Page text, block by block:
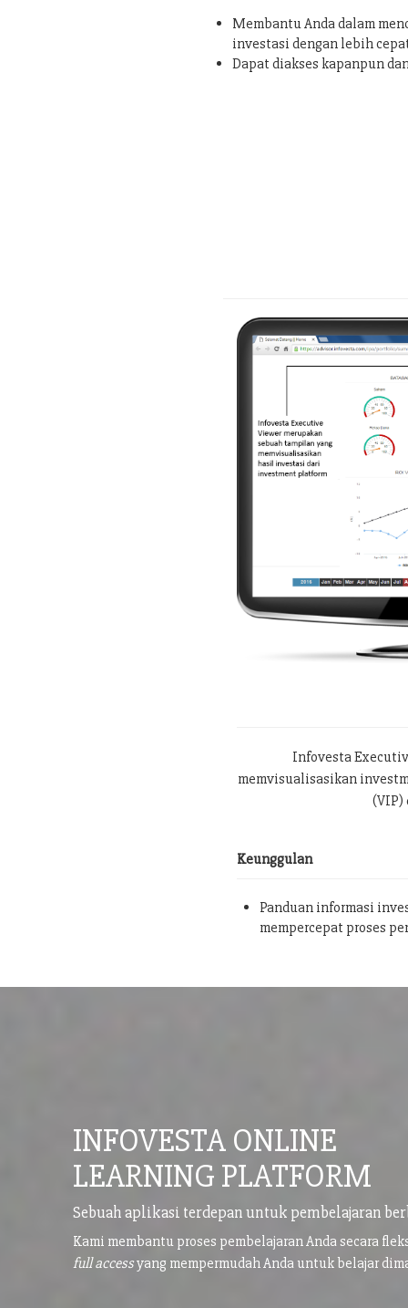
Membantu Anda dalam
investasi dengan lebih
Dapat diakses kapanpun
Infovesta
memvisualisasikan
(VIP)
Keunggulan
Panduan informasi
mempercepat proses
INFOVESTA ONLINE
LEARNING PLATFORM
Sebuah aplikasi terdepan untuk pembelajaran
Kami membantu proses pembelajaran Anda secara
full accessyang mempermudah Anda untuk belajar